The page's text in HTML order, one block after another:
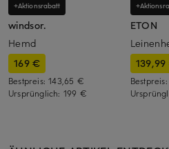
+Aktionsrabatt
windsor.
Hemd
169 €
Bestpreis:143,65 €
Ursprünglich: 199 €
ETON
Bestpreis: